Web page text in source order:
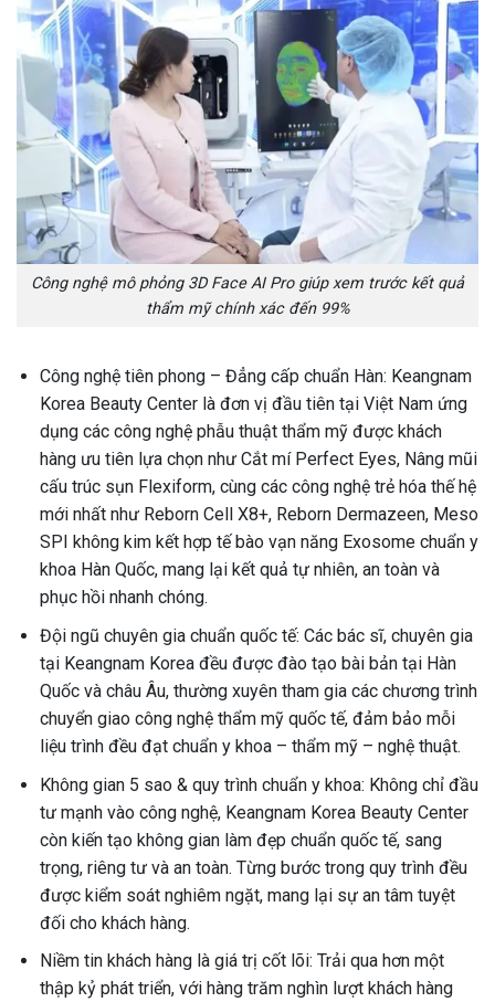
Công nghệ mô phỏng 3D Face AI Pro giúp xem trước kết quả
thẩm mỹ chính xác đến 99%
Công nghệ tiên phong – Đẳng cấp chuẩn Hàn: Keangnam
Korea Beauty Center là đơn vị đầu tiên tại Việt Nam ứng
dụng các công nghệ phẫu thuật thẩm mỹ được khách
hàng ưu tiên lựa chọn như Cắt mí Perfect Eyes, Nâng mũi
cấu trúc sụn Flexiform, cùng các công nghệ trẻ hóa thế hệ
mới nhất như Reborn Cell X8+, Reborn Dermazeen, Meso
SPI không kim kết hợp tế bào vạn năng Exosome chuẩn y
khoa Hàn Quốc, mang lại kết quả tự nhiên, an toàn và
phục hồi nhanh chóng.
Đội ngũ chuyên gia chuẩn quốc tế: Các bác sĩ, chuyên gia
tại Keangnam Korea đều được đào tạo bài bản tại Hàn
Quốc và châu Âu, thường xuyên tham gia các chương trình
chuyển giao công nghệ thẩm mỹ quốc tế, đảm bảo mỗi
liệu trình đều đạt chuẩn y khoa – thẩm mỹ – nghệ thuật.
Không gian 5 sao & quy trình chuẩn y khoa: Không chỉ đầu
tư mạnh vào công nghệ, Keangnam Korea Beauty Center
còn kiến tạo không gian làm đẹp chuẩn quốc tế, sang
trọng, riêng tư và an toàn. Từng bước trong quy trình đều
được kiểm soát nghiêm ngặt, mang lại sự an tâm tuyệt
đối cho khách hàng.
Niềm tin khách hàng là giá trị cốt lõi: Trải qua hơn một
thập kỷ phát triển, với hàng trăm nghìn lượt khách hàng